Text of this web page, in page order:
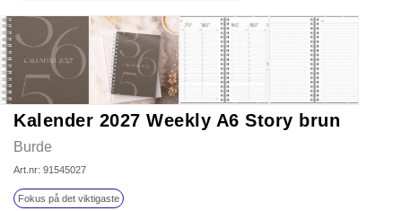
Kalender 2027 Weekly A6 Story brun
Burde
Art.nr: 91545027
Fokus på det viktigaste